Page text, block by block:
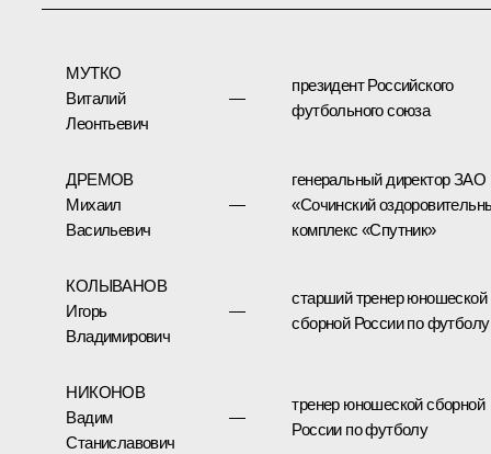
МУТКО
Виталий
Леонтьевич
—
президент Российского
футбольного союза
ДРЕМОВ
Михаил
Васильевич
—
генеральный директор ЗАО
«Сочинский
комплекс «Спутник»
КОЛЫВАНОВ
Игорь
Владимирович
—
старший тренер юношеской
сборной России по футболу
НИКОНОВ
Вадим
Станиславович
—
тренер юношеской сборной
России по футболу